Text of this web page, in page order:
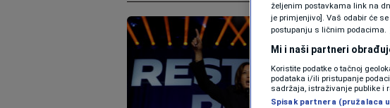
željenim postavkama link na
je primjenjivo]. Vaš odabir će
postupanju s ličnim podacima.
Mi i naši partneri
Koristite podatke o tačnoj
podataka i/ili pristupanje
sadržaja, istraživanje publike i
Spisak partnera (pružalaca